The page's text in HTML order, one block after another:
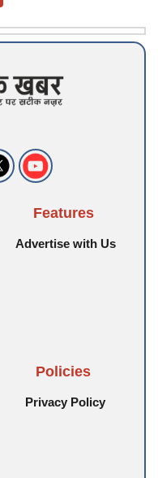
Features
Advertise with Us
Policies
Privacy Policy